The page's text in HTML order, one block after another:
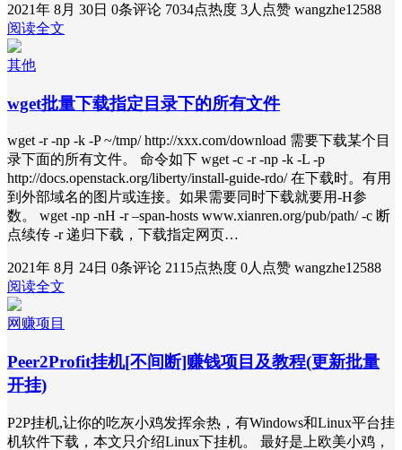
2021年 8月 30日 0条评论 7034点热度 3人点赞 wangzhe12588
阅读全文
其他
wget批量下载指定目录下的所有文件
wget -r -np -k -P ~/tmp/ http://xxx.com/download 需要下载某个目
录下面的所有文件。 命令如下 wget -c -r -np -k -L -p
http://docs.openstack.org/liberty/install-guide-rdo/ 在下载时。有用
到外部域名的图片或连接。如果需要同时下载就要用-H参
数。 wget -np -nH -r –span-hosts www.xianren.org/pub/path/ -c 断
点续传 -r 递归下载，下载指定网页…
2021年 8月 24日 0条评论 2115点热度 0人点赞 wangzhe12588
阅读全文
网赚项目
Peer2Profit挂机[不间断]赚钱项目及教程(更新批量
开挂)
P2P挂机,让你的吃灰小鸡发挥余热，有Windows和Linux平台挂
机软件下载，本文只介绍Linux下挂机。 最好是上欧美小鸡，